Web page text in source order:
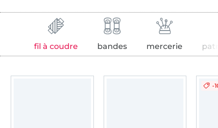
fil à coudre bandes mercerie
-